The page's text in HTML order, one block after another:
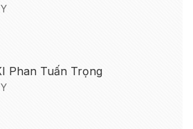
Phan Tuấn Trọng